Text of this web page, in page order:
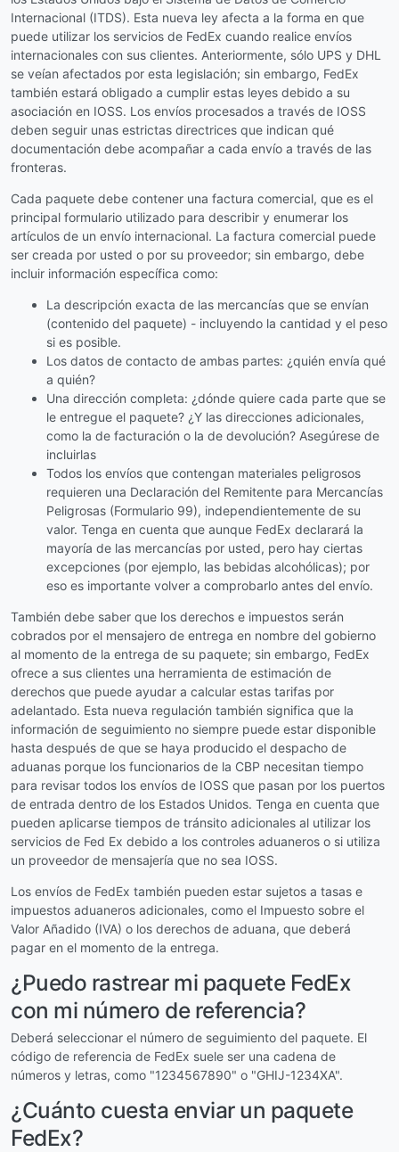
Internacional (ITDS). Esta nueva ley afecta a la forma en que
puede utilizar los servicios de FedEx cuando realice envíos
internacionales con sus clientes. Anteriormente, sólo UPS y DHL
se veían afectados por esta legislación; sin embargo, FedEx
también estará obligado a cumplir estas leyes debido a su
asociación en IOSS. Los envíos procesados a través de IOSS
deben seguir unas estrictas directrices que indican qué
documentación debe acompañar a cada envío a través de las
fronteras.
Cada paquete debe contener una factura comercial, que es el
principal formulario utilizado para describir y enumerar los
artículos de un envío internacional. La factura comercial puede
ser creada por usted o por su proveedor; sin embargo, debe
incluir información específica como:
La descripción exacta de las mercancías que se envían
(contenido del paquete) - incluyendo la cantidad y el peso
si es posible.
Los datos de contacto de ambas partes: ¿quién envía qué
a quién?
Una dirección completa: ¿dónde quiere cada parte que se
le entregue el paquete? ¿Y las direcciones adicionales,
como la de facturación o la de devolución? Asegúrese de
incluirlas
Todos los envíos que contengan materiales peligrosos
requieren una Declaración del Remitente para Mercancías
Peligrosas (Formulario 99), independientemente de su
valor. Tenga en cuenta que aunque FedEx declarará la
mayoría de las mercancías por usted, pero hay ciertas
excepciones (por ejemplo, las bebidas alcohólicas); por
eso es importante volver a comprobarlo antes del envío.
También debe saber que los derechos e impuestos serán
cobrados por el mensajero de entrega en nombre del gobierno
al momento de la entrega de su paquete; sin embargo, FedEx
ofrece a sus clientes una herramienta de estimación de
derechos que puede ayudar a calcular estas tarifas por
adelantado. Esta nueva regulación también significa que la
información de seguimiento no siempre puede estar disponible
hasta después de que se haya producido el despacho de
aduanas porque los funcionarios de la CBP necesitan tiempo
para revisar todos los envíos de IOSS que pasan por los puertos
de entrada dentro de los Estados Unidos. Tenga en cuenta que
pueden aplicarse tiempos de tránsito adicionales al utilizar los
servicios de Fed Ex debido a los controles aduaneros o si utiliza
un proveedor de mensajería que no sea IOSS.
Los envíos de FedEx también pueden estar sujetos a tasas e
impuestos aduaneros adicionales, como el Impuesto sobre el
Valor Añadido (IVA) o los derechos de aduana, que deberá
pagar en el momento de la entrega.
¿Puedo rastrear mi paquete FedEx
con mi número de referencia?
Deberá seleccionar el número de seguimiento del paquete. El
código de referencia de FedEx suele ser una cadena de
números y letras, como "1234567890" o "GHIJ-1234XA".
¿Cuánto cuesta enviar un paquete
FedEx?